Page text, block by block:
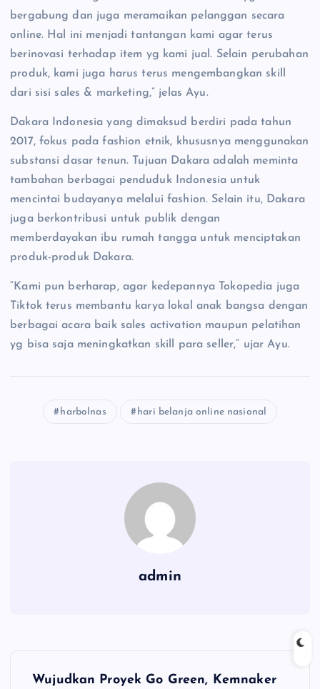
bergabung dan juga meramaikan pelanggan secara
online. Hal ini menjadi tantangan kami agar terus
berinovasi terhadap item yg kami jual. Selain perubahan
produk, kami juga harus terus mengembangkan skill
dari sisi sales & marketing,” jelas Ayu.
Dakara Indonesia yang dimaksud berdiri pada tahun
2017, fokus pada fashion etnik, khususnya menggunakan
substansi dasar tenun. Tujuan Dakara adalah meminta
tambahan berbagai penduduk Indonesia untuk
mencintai budayanya melalui fashion. Selain itu, Dakara
juga berkontribusi untuk publik dengan
memberdayakan ibu rumah tangga untuk menciptakan
produk-produk Dakara.
“Kami pun berharap, agar kedepannya Tokopedia juga
Tiktok terus membantu karya lokal anak bangsa dengan
berbagai acara baik sales activation maupun pelatihan
yg bisa saja meningkatkan skill para seller,” ujar Ayu.
harbolnas hari belanja online nasional
admin
NWujudkan Proyek Go Green, Kemnaker